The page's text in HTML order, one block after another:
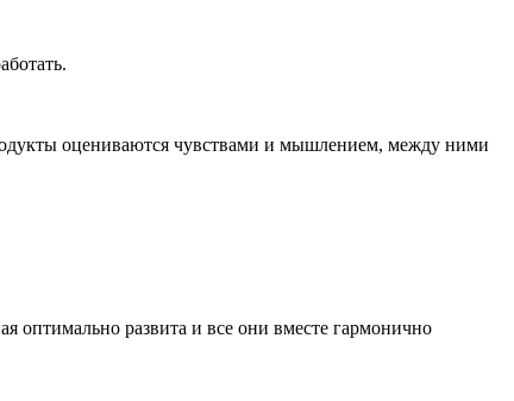
оцениваются чувствами и мышлением, между ними
оптимально развита и все они вместе гармонично